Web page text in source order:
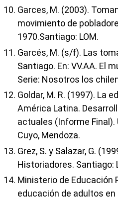
Garces, M. (2003).
movimiento de
1970.Santiago: LOM.
Garcés, M. (s/f). Las
Santiago. En: VV.AA. El
Serie: Nosotros los
Goldar, M. R. (1997). La
América Latina.
actuales (Informe Final).
Cuyo, Mendoza.
Grez, S. y Salazar, G.
Historiadores. Santiago:
Ministerio de Educación
educación de adultos en